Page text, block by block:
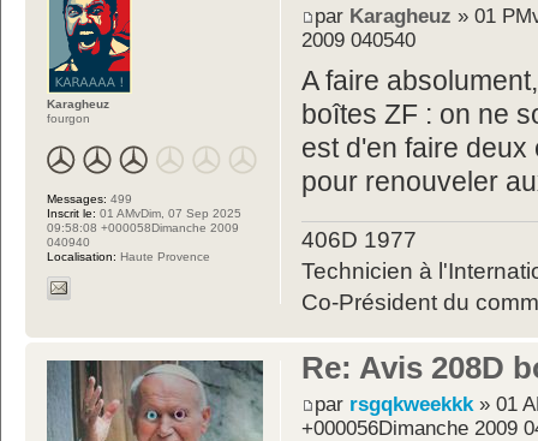
par Karagheuz » 01
2009 040540
A faire
boîtes ZF : on ne
est d'en faire
pour renouveler
406D 1977
Technicien à
Co-Président du
Karagheuz
fourgon
Messages: 499
Inscrit le: 01 AMvDim, 07 Sep 2025
09:58:08 +000058Dimanche 2009
040940
Localisation: Haute Provence
Re: Avis 208D
par rsgqkweekkk » 01
+000056Dimanche 2009